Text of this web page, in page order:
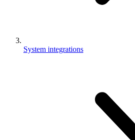
System integrations